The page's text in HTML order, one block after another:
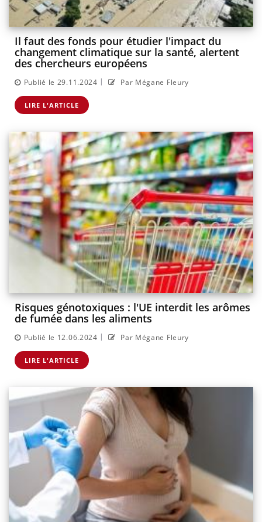
Il faut des fonds pour étudier l'impact du
changement climatique sur la santé, alertent
des chercheurs européens
Publié le 29.11.2024 | Par Mégane Fleury
LIRE L'ARTICLE
Risques génotoxiques : l'UE interdit les arômes
de fumée dans les aliments
Publié le 12.06.2024 | Par Mégane Fleury
LIRE L'ARTICLE